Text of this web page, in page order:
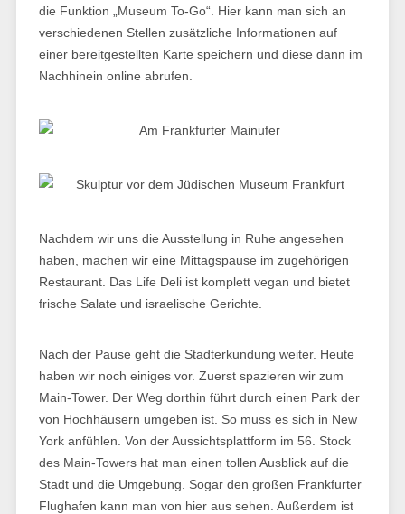
die Funktion „Museum To-Go“. Hier kann man sich an
verschiedenen Stellen zusätzliche Informationen auf
einer bereitgestellten Karte speichern und diese dann im
Nachhinein online abrufen.
Nachdem wir uns die Ausstellung in Ruhe angesehen
haben, machen wir eine Mittagspause im zugehörigen
Restaurant. Das Life Deli ist komplett vegan und bietet
frische Salate und israelische Gerichte.
Nach der Pause geht die Stadterkundung weiter. Heute
haben wir noch einiges vor. Zuerst spazieren wir zum
Main-Tower. Der Weg dorthin führt durch einen Park der
von Hochhäusern umgeben ist. So muss es sich in New
York anfühlen. Von der Aussichtsplattform im 56. Stock
des Main-Towers hat man einen tollen Ausblick auf die
Stadt und die Umgebung. Sogar den großen Frankfurter
Flughafen kann man von hier aus sehen. Außerdem ist